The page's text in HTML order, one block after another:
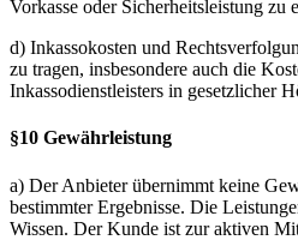
Vorkasse oder Sicherheitsleistung zu
d) Inkassokosten und
zu tragen, insbesondere auch die
Inkassodienstleisters in gesetzlicher
§10 Gewährleistung
a) Der Anbieter übernimmt keine
bestimmter Ergebnisse. Die
Wissen. Der Kunde ist zur aktiven